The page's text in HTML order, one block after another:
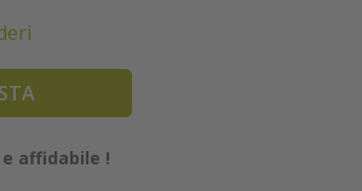
affidabile !